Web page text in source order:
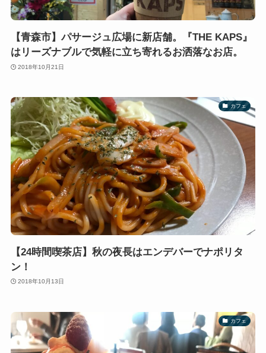
【青森市】パサージュ広場に新店舗。『THE KAPS』
はリーズナブルで気軽に立ち寄れるお洒落なお店。
2018年10月21日
カフェ
【24時間喫茶店】秋の夜長はエンデバーでナポリタ
ン！
2018年10月13日
カフェ